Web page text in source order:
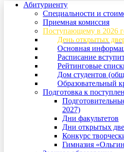
Абитуриенту
Специальности и
Приемная комиссия
Поступающему в 2026
День открытых
Основная
Расписание
Рейтинговые
Дом студентов
Образовательный
Подготовка к
2027)
Дни факультетов
Дни открытых
Конкурс
Гимназия